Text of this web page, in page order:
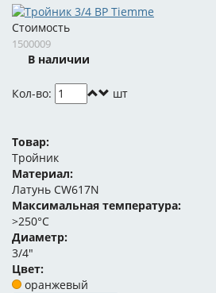
Стоимость
1500009
В наличии
Кол-во:
шт
Товар:
Тройник
Материал:
Латунь CW617N
Максимальная температура:
>250°C
Диаметр:
3/4"
Цвет:
оранжевый